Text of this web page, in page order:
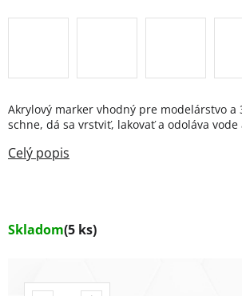
Skladom(5 ks)
Akrylový marker vhodný pre modelárstvo
schne, dá sa vrstviť, lakovať a odoláva